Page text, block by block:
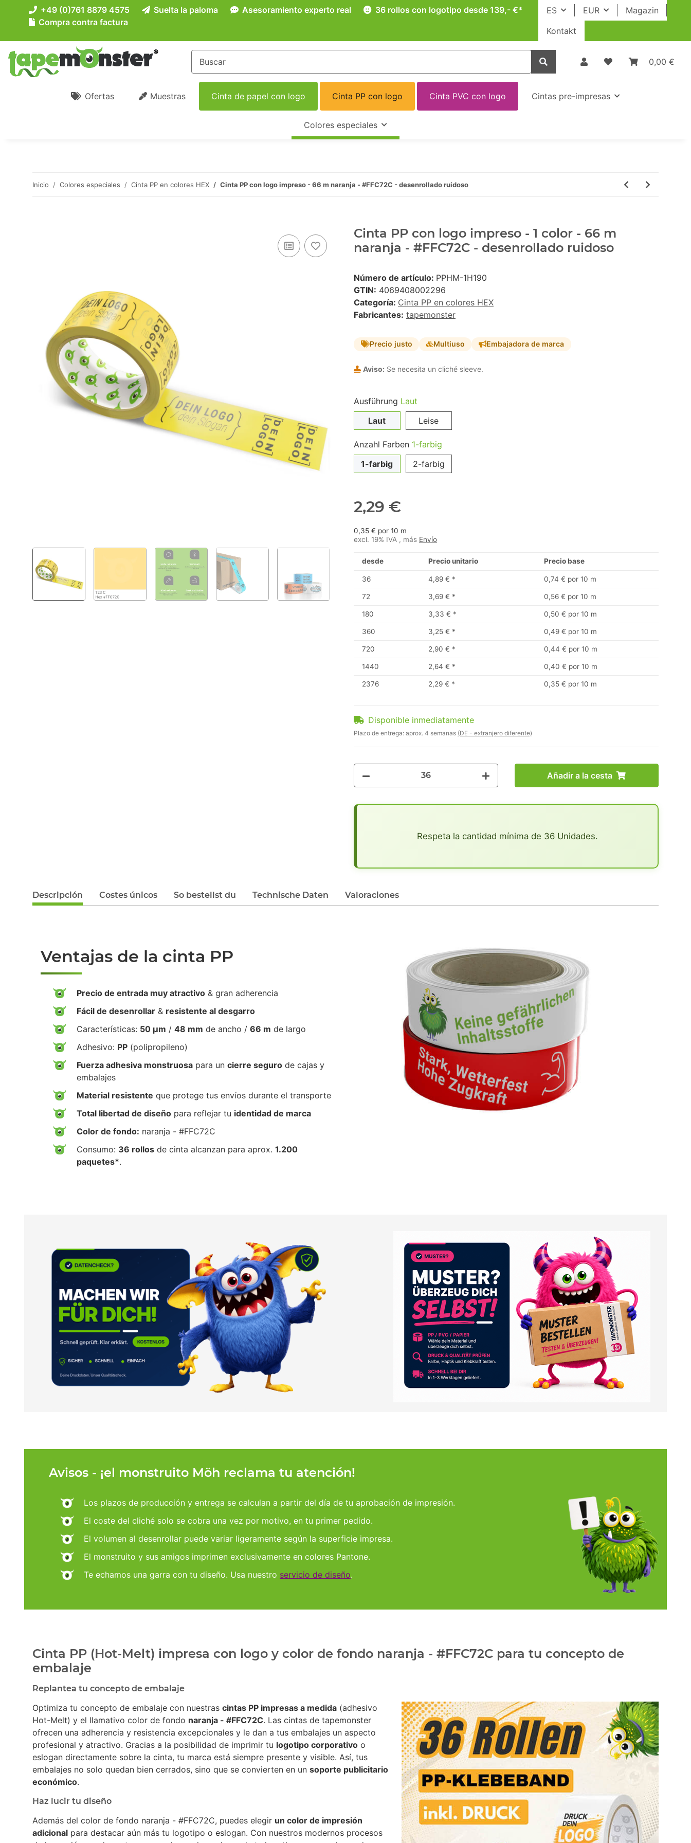
ES EUR
Magazin
Kontakt
+49 (0)761 8879 4575 Suelta la paloma Asesoramiento experto real
36 rollos con logotipo desde 139,- €*
Compra contra factura
0,00 €
Ofertas Muestras Cinta de papel con logo Cinta PP con logo Cinta PVC con logo Cintas pre-impresas
Colores especiales
Inicio Colores especiales Cinta PP en colores HEX Cinta PP con logo impreso - 66 m naranja - #FFC72C - desenrollado ruidoso
Cinta PP con logo impreso - 1 color - 66 m
naranja - #FFC72C - desenrollado ruidoso
Número de artículo: PPHM-1H190
GTIN: 4069408002296
Categoría: Cinta PP en colores HEX
Fabricantes: tapemonster
Precio justo Multiuso Embajadora de marca
Aviso: Se necesita un cliché sleeve.
Ausführung Laut
Laut
Leise
Anzahl Farben 1-farbig
1-farbig
2-farbig
2,29 €
0,35 € por 10 m
excl. 19% IVA , más Envío
desde Precio unitario Precio base
36 4,89 € * 0,74 € por 10 m
72 3,69 € * 0,56 € por 10 m
180 3,33 € * 0,50 € por 10 m
360 3,25 € * 0,49 € por 10 m
720 2,90 € * 0,44 € por 10 m
1440 2,64 € * 0,40 € por 10 m
2376 2,29 € * 0,35 € por 10 m
Disponible inmediatamente
Plazo de entrega: aprox. 4 semanas (DE - extranjero diferente)
Añadir a la cesta
Respeta la cantidad mínima de 36 Unidades.
Descripción Costes únicos So bestellst du Technische Daten Valoraciones
Ventajas de la cinta PP
Precio de entrada muy atractivo & gran adherencia
Fácil de desenrollar & resistente al desgarro
Características: 50 µm / 48 mm de ancho / 66 m de largo
Adhesivo: PP (polipropileno)
Fuerza adhesiva monstruosa para un cierre seguro de cajas y
embalajes
Material resistente que protege tus envíos durante el transporte
Total libertad de diseño para reflejar tu identidad de marca
Color de fondo: naranja - #FFC72C
Consumo: 36 rollos de cinta alcanzan para aprox. 1.200
paquetes*.
Avisos - ¡el monstruito Möh reclama tu atención!
Los plazos de producción y entrega se calculan a partir del día de tu aprobación de impresión.
El coste del cliché solo se cobra una vez por motivo, en tu primer pedido.
El volumen al desenrollar puede variar ligeramente según la superficie impresa.
El monstruito y sus amigos imprimen exclusivamente en colores Pantone.
Te echamos una garra con tu diseño. Usa nuestro servicio de diseño.
Cinta PP (Hot-Melt) impresa con logo y color de fondo naranja - #FFC72C para tu concepto de
embalaje
Replantea tu concepto de embalaje
Optimiza tu concepto de embalaje con nuestras cintas PP impresas a medida (adhesivo
Hot-Melt) y el llamativo color de fondo naranja - #FFC72C. Las cintas de tapemonster
ofrecen una adherencia y resistencia excepcionales y le dan a tus embalajes un aspecto
profesional y atractivo. Gracias a la posibilidad de imprimir tu logotipo corporativo o
eslogan directamente sobre la cinta, tu marca está siempre presente y visible. Así, tus
embalajes no solo quedan bien cerrados, sino que se convierten en un soporte publicitario
económico.
Haz lucir tu diseño
Además del color de fondo naranja - #FFC72C, puedes elegir un color de impresión
adicional para destacar aún más tu logotipo o eslogan. Con nuestros modernos procesos